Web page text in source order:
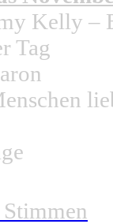
Kelly –
Tag
Stimmen